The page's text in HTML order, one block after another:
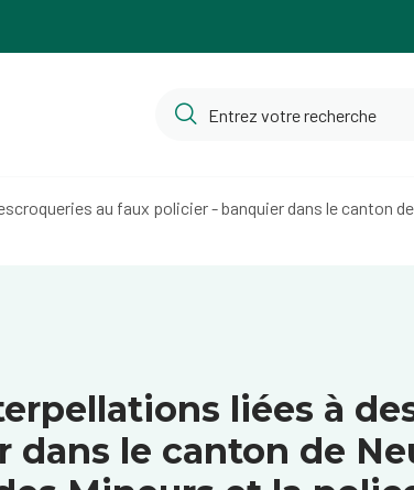
au faux policier - banquier dans le canton
liées à
dans le canton de